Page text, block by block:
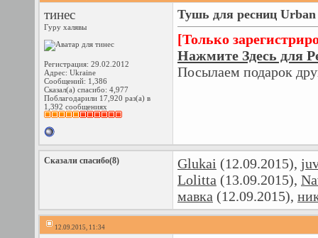
тинес
Гуру халявы
Регистрация: 29.02.2012
Адрес: Ukraine
Сообщений: 1,386
Сказал(а) спасибо: 4,977
Поблагодарили 17,920 раз(а) в
1,392 сообщениях
Тушь для ресниц Urban
[Только
Нажмите Здесь для
Посылаем подарок
Сказали спасибо(8) Glukai (12.09.2015),
Lolitta (13.09.2015),
мавка (12.09.2015),
12.09.2015, 11:34